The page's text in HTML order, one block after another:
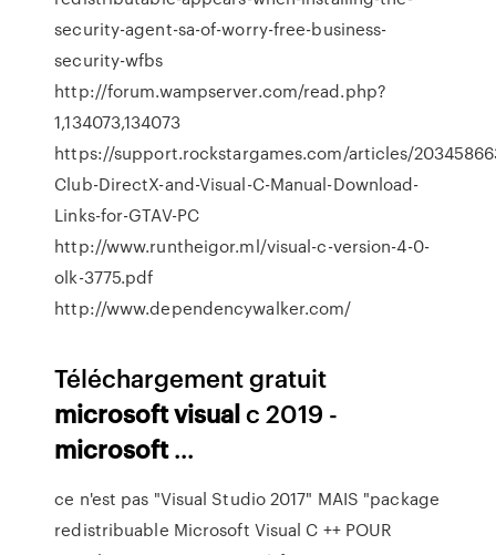
security-agent-sa-of-worry-free-business-
security-wfbs
http://forum.wampserver.com/read.php?
1,134073,134073
https://support.rockstargames.com/articles/
Club-DirectX-and-Visual-C-Manual-Download-
Links-for-GTAV-PC
http://www.runtheigor.ml/visual-c-version-4-0-
olk-3775.pdf
http://www.dependencywalker.com/
Téléchargement gratuit
microsoftvisualc 2019 -
microsoft...
ce n'est pas "Visual Studio 2017" MAIS "package
redistribuable Microsoft Visual C ++ POUR